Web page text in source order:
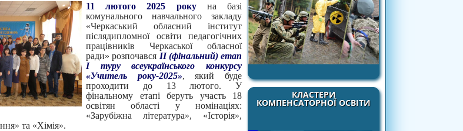
КЛАСТЕРИ
КОМПЕНСАТОРНОЇ ОСВІТИ
11 лютого 2025 року на базі
комунального навчального закладу
«Черкаський обласний інститут
післядипломної освіти педагогічних
працівників Черкаської обласної
ради» розпочався ІІ (фінальний) етап
І туру всеукраїнського конкурсу
«Учитель року-2025», який буде
проходити до 13 лютого. У
фінальному етапі беруть участь 18
освітян області у номінаціях:
«Зарубіжна література», «Історія»,
та «Хімія».